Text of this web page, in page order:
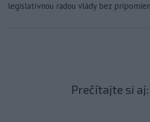
legislatívnou radou vlády bez
Prečítajte si aj: